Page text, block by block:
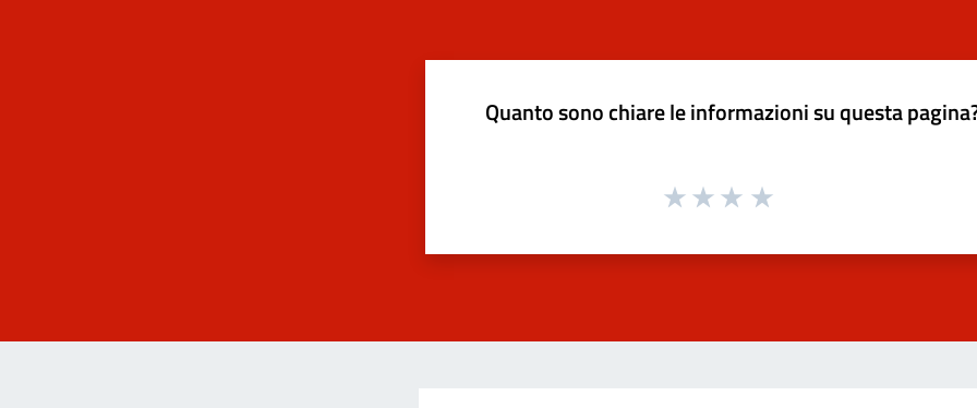
Quanto sono chiare le informazioni su questa